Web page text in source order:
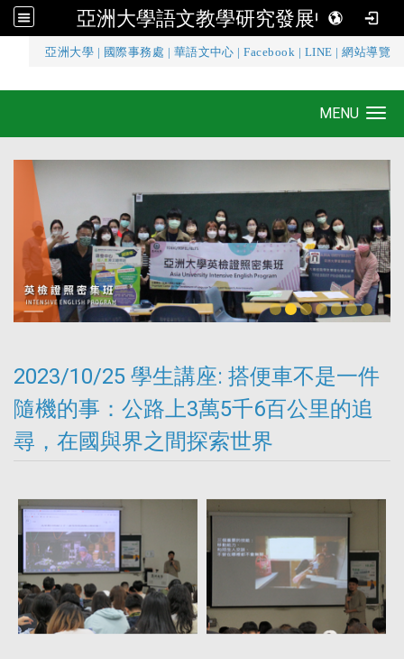
亞洲大學語文教學研究發展中心
亞洲大學 國際事務處 華語文中心 |Facebook LINE |網站導覽
亞洲大學語文教學研究發展中心
MENU
2023/10/25 學生講座: 搭便車不是一件
隨機的事：公路上3萬5千6百公里的追
尋，在國與界之間探索世界